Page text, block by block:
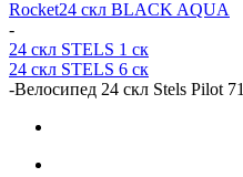
Rocket24 скл BLACK AQUA
-
24 скл STELS 1 ск
24 скл STELS 6 ск
-Велосипед 24 скл Stels Pilot